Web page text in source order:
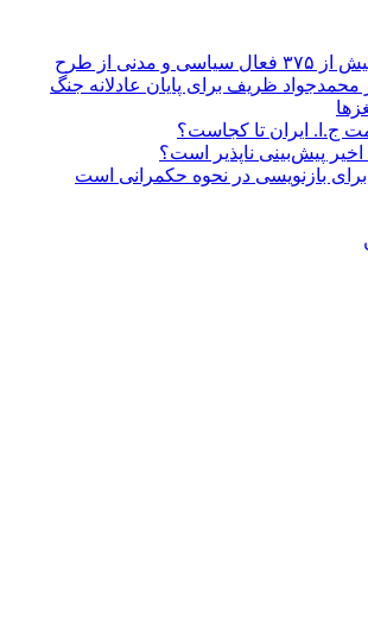
اعلام حمایت بیش از ۳۷۵ فعال سیاسی و مدنی از طرح
محمدجواد ظریف برای پایان عادلانه جنگ
ج.ا. ایران تا کجاست؟
اخیر پیش‌بینی ناپذیر است؟
بازنویسی در نحوه حکمرانی است